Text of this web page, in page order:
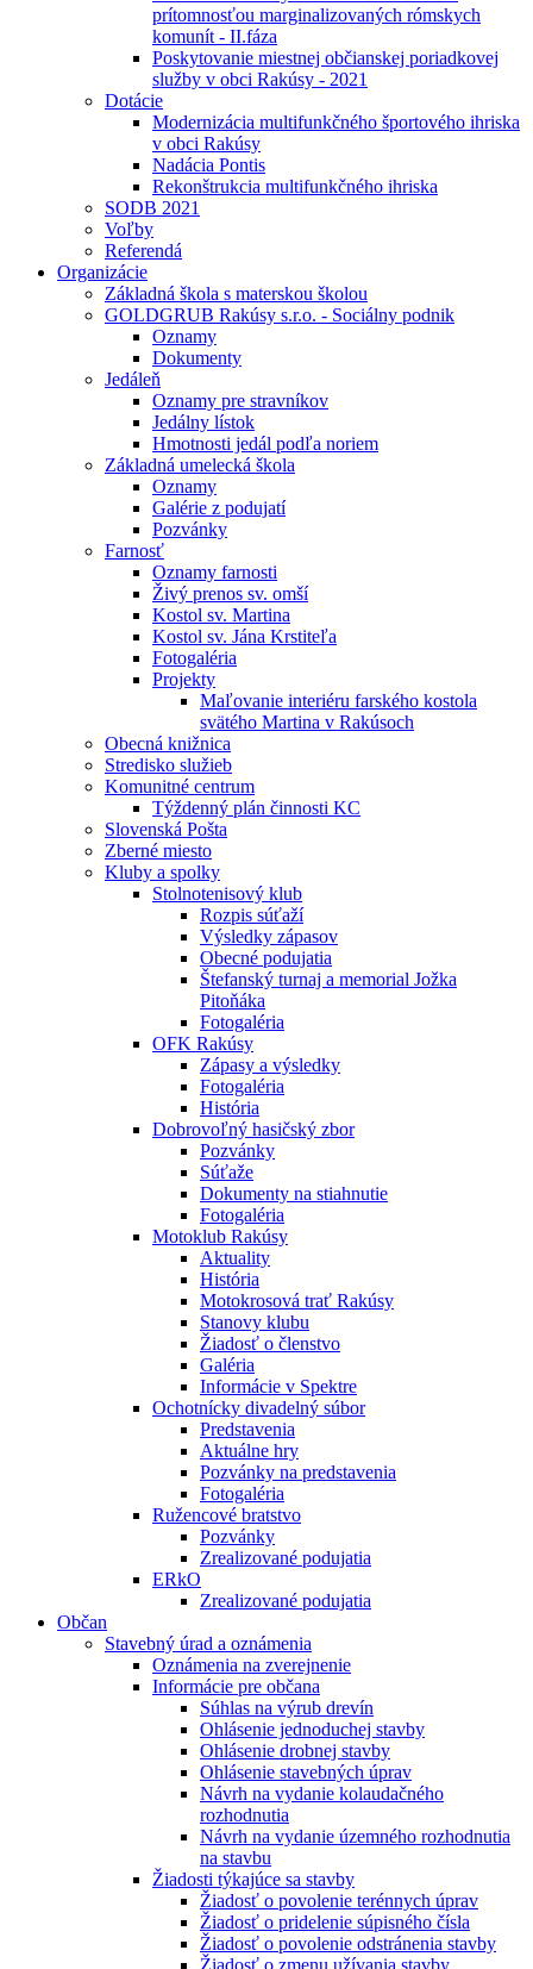
prítomnosťou marginalizovaných rómskych
komunít - II.fáza
Poskytovanie miestnej občianskej poriadkovej
služby v obci Rakúsy - 2021
Dotácie
Modernizácia multifunkčného športového ihriska
v obci Rakúsy
Nadácia Pontis
Rekonštrukcia multifunkčného ihriska
SODB 2021
Voľby
Referendá
Organizácie
Základná škola s materskou školou
GOLDGRUB Rakúsy s.r.o. - Sociálny podnik
Oznamy
Dokumenty
Jedáleň
Oznamy pre stravníkov
Jedálny lístok
Hmotnosti jedál podľa noriem
Základná umelecká škola
Oznamy
Galérie z podujatí
Pozvánky
Farnosť
Oznamy farnosti
Živý prenos sv. omší
Kostol sv. Martina
Kostol sv. Jána Krstiteľa
Fotogaléria
Projekty
Maľovanie interiéru farského kostola
svätého Martina v Rakúsoch
Obecná knižnica
Stredisko služieb
Komunitné centrum
Týždenný plán činnosti KC
Slovenská Pošta
Zberné miesto
Kluby a spolky
Stolnotenisový klub
Rozpis súťaží
Výsledky zápasov
Obecné podujatia
Štefanský turnaj a memorial Jožka
Pitoňáka
Fotogaléria
OFK Rakúsy
Zápasy a výsledky
Fotogaléria
História
Dobrovoľný hasičský zbor
Pozvánky
Súťaže
Dokumenty na stiahnutie
Fotogaléria
Motoklub Rakúsy
Aktuality
História
Motokrosová trať Rakúsy
Stanovy klubu
Žiadosť o členstvo
Galéria
Informácie v Spektre
Ochotnícky divadelný súbor
Predstavenia
Aktuálne hry
Pozvánky na predstavenia
Fotogaléria
Ružencové bratstvo
Pozvánky
Zrealizované podujatia
ERkO
Zrealizované podujatia
Občan
Stavebný úrad a oznámenia
Oznámenia na zverejnenie
Informácie pre občana
Súhlas na výrub drevín
Ohlásenie jednoduchej stavby
Ohlásenie drobnej stavby
Ohlásenie stavebných úprav
Návrh na vydanie kolaudačného
rozhodnutia
Návrh na vydanie územného rozhodnutia
na stavbu
Žiadosti týkajúce sa stavby
Žiadosť o povolenie terénnych úprav
Žiadosť o pridelenie súpisného čísla
Žiadosť o povolenie odstránenia stavby
Žiadosť o zmenu užívania stavby